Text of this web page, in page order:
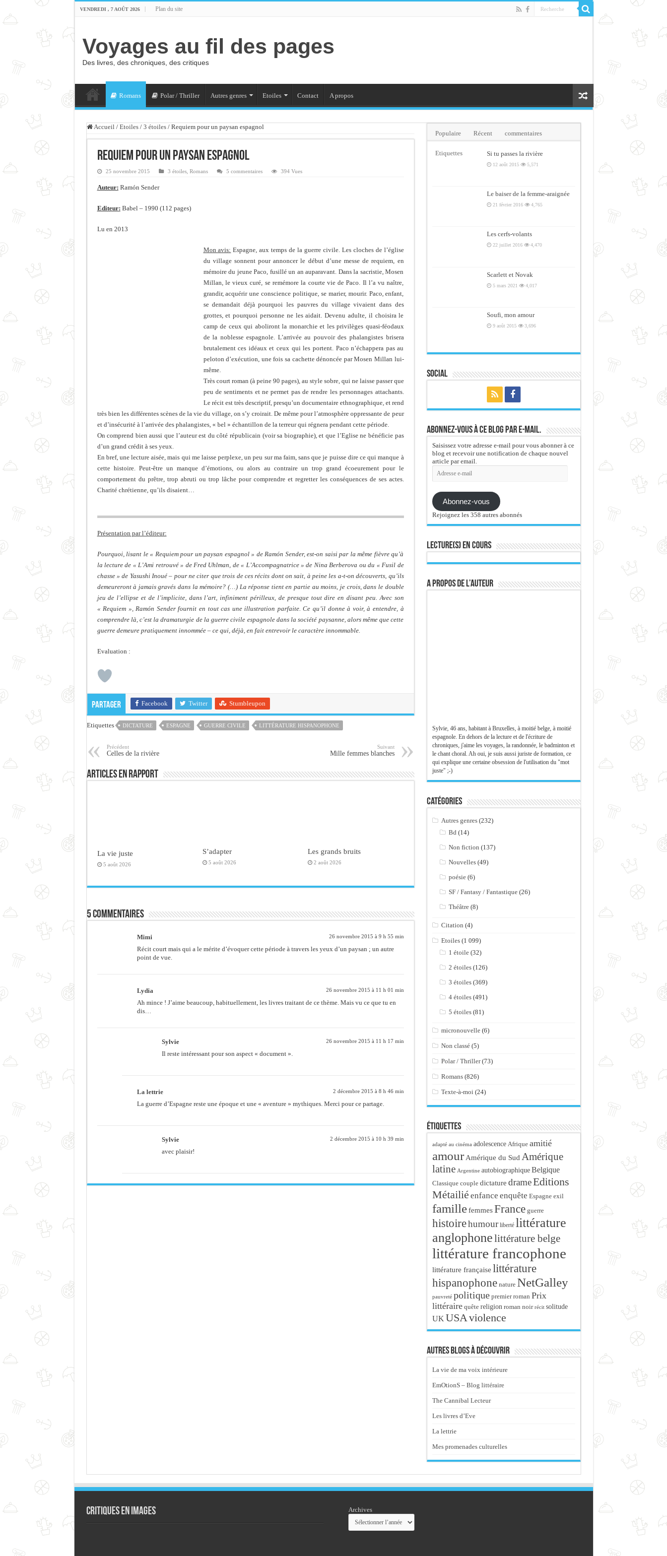
VENDREDI , 7 AOÛT 2026 Plan du site
Voyages au fil des pages
Des livres, des chroniques, des critiques
Romans Polar / Thriller Autres genres Etoiles Contact A propos
Accueil / Etoiles / 3 étoiles / Requiem pour un paysan espagnol
Requiem pour un paysan espagnol
25 novembre 2015 3 étoiles, Romans 5 commentaires 394 Vues
Auteur: Ramón Sender
Editeur: Babel – 1990 (112 pages)
Lu en 2013
Mon avis: Espagne, aux temps de la guerre civile. Les cloches de l’église
du village sonnent pour annoncer le début d’une messe de requiem, en
mémoire du jeune Paco, fusillé un an auparavant. Dans la sacristie, Mosen
Millan, le vieux curé, se remémore la courte vie de Paco. Il l’a vu naître,
grandir, acquérir une conscience politique, se marier, mourir. Paco, enfant,
se demandait déjà pourquoi les pauvres du village vivaient dans des
grottes, et pourquoi personne ne les aidait. Devenu adulte, il choisira le
camp de ceux qui aboliront la monarchie et les privilèges quasi-féodaux
de la noblesse espagnole. L’arrivée au pouvoir des phalangistes brisera
brutalement ces idéaux et ceux qui les portent. Paco n’échappera pas au
peloton d’exécution, une fois sa cachette dénoncée par Mosen Millan lui-
même.
Très court roman (à peine 90 pages), au style sobre, qui ne laisse passer que
peu de sentiments et ne permet pas de rendre les personnages attachants.
Le récit est très descriptif, presqu’un documentaire ethnographique, et rend
très bien les différentes scènes de la vie du village, on s’y croirait. De même pour l’atmosphère oppressante de peur
et d’insécurité à l’arrivée des phalangistes, « bel » échantillon de la terreur qui régnera pendant cette période.
On comprend bien aussi que l’auteur est du côté républicain (voir sa biographie), et que l’Eglise ne bénéficie pas
d’un grand crédit à ses yeux.
En bref, une lecture aisée, mais qui me laisse perplexe, un peu sur ma faim, sans que je puisse dire ce qui manque à
cette histoire. Peut-être un manque d’émotions, ou alors au contraire un trop grand écoeurement pour le
comportement du prêtre, trop abruti ou trop lâche pour comprendre et regretter les conséquences de ses actes.
Charité chrétienne, qu’ils disaient…
Présentation par l’éditeur:
Pourquoi, lisant le « Requiem pour un paysan espagnol » de Ramón Sender, est-on saisi par la même fièvre qu’à
la lecture de « L’Ami retrouvé » de Fred Uhlman, de « L’Accompagnatrice » de Nina Berberova ou du « Fusil de
chasse » de Yasushi Inoué – pour ne citer que trois de ces récits dont on sait, à peine les a-t-on découverts, qu’ils
demeureront à jamais gravés dans la mémoire? (…) La réponse tient en partie au moins, je crois, dans le double
jeu de l’ellipse et de l’implicite, dans l’art, infiniment périlleux, de presque tout dire en disant peu. Avec son
« Requiem », Ramón Sender fournit en tout cas une illustration parfaite. Ce qu’il donne à voir, à entendre, à
comprendre là, c’est la dramaturgie de la guerre civile espagnole dans la société paysanne, alors même que cette
guerre demeure pratiquement innommée – ce qui, déjà, en fait entrevoir le caractère innommable.
Evaluation :
Partager Facebook Twitter Stumbleupon
Etiquettes DICTATURE ESPAGNE GUERRE CIVILE LITTÉRATURE HISPANOPHONE
Précédent
Celles de la rivière
Suivant
Mille femmes blanches
Articles en rapport
La vie juste
5 août 2026
S’adapter
5 août 2026
Les grands bruits
2 août 2026
5 commentaires
Mimi 26 novembre 2015 à 9 h 55 min
Récit court mais qui a le mérite d’évoquer cette période à travers les yeux d’un paysan ; un autre
point de vue.
Lydia 26 novembre 2015 à 11 h 01 min
Ah mince ! J’aime beaucoup, habituellement, les livres traitant de ce thème. Mais vu ce que tu en
dis…
Sylvie 26 novembre 2015 à 11 h 17 min
Il reste intéressant pour son aspect « document ».
La lettrie 2 décembre 2015 à 8 h 46 min
La guerre d’Espagne reste une époque et une « aventure » mythiques. Merci pour ce partage.
Sylvie 2 décembre 2015 à 10 h 39 min
avec plaisir!
Populaire Récent commentaires
Etiquettes Si tu passes la rivière
12 août 2015 5,571
Le baiser de la femme-araignée
21 février 2016 4,765
Les cerfs-volants
22 juillet 2016 4,470
Scarlett et Novak
5 mars 2021 4,017
Soufi, mon amour
9 août 2015 3,696
Social
Abonnez-vous à ce blog par e-mail.
Saisissez votre adresse e-mail pour vous abonner à ce
blog et recevoir une notification de chaque nouvel
article par email.
Adresse
Abonnez-vous
Rejoignez les 358 autres abonnés
Lecture(s) en cours
A propos de l’auteur
Sylvie, 46 ans, habitant à Bruxelles, à moitié belge, à moitié
espagnole. En dehors de la lecture et de l'écriture de
chroniques, j'aime les voyages, la randonnée, le badminton et
le chant choral. Ah oui, je suis aussi juriste de formation, ce
qui explique une certaine obsession de l'utilisation du "mot
juste" ;-)
Catégories
Autres genres (232)
Bd (14)
Non fiction (137)
Nouvelles (49)
poésie (6)
SF / Fantasy / Fantastique (26)
Théâtre (8)
Citation (4)
Etoiles (1 099)
1 étoile (32)
2 étoiles (126)
3 étoiles (369)
4 étoiles (491)
5 étoiles (81)
micronouvelle (6)
Non classé (5)
Polar / Thriller(73)
Romans (826)
Texte-à-moi (24)
Étiquettes
adapté au cinéma adolescence Afrique amitié
amour Amérique du Sud Amérique
latine Argentine autobiographique Belgique
Classique couple dictature drameEditions
Métailié enfance enquête Espagne exil
famille femmes France guerre
histoirehumour liberté littérature
anglophonelittérature belge
littérature francophone
littérature française littérature
hispanophone nature NetGalley
pauvreté politique premier roman Prix
littéraire quête religion roman noir récit solitude
UK USA violence
Autres blogs à découvrir
La vie de ma voix intérieure
EmOtionS – Blog littéraire
The Cannibal Lecteur
Les livres d’Eve
La lettrie
Mes promenades culturelles
Critiques en images Archives